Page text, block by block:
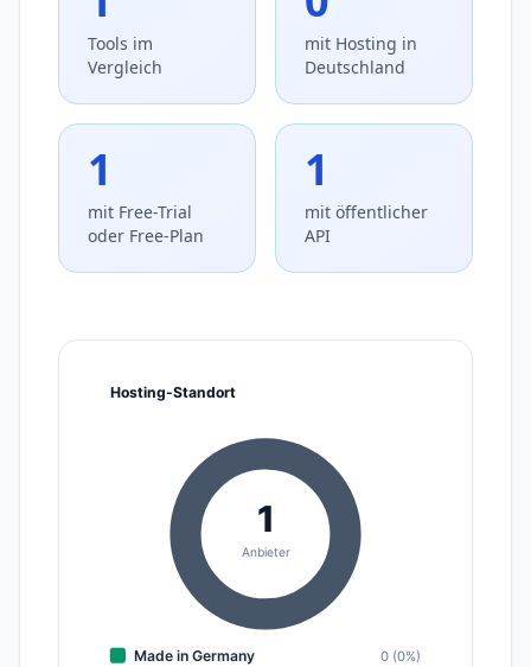
Tools im
Vergleich
mit Hosting in
Deutschland
1
mit Free-Trial
oder Free-Plan
1
mit öffentlicher
API
Hosting-Standort
1
Anbieter
Made in Germany 0 (0%)